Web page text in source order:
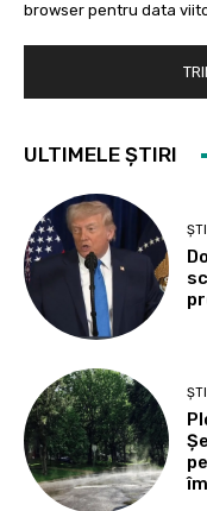
browser pentru data
ULTIMELE ȘTIRI